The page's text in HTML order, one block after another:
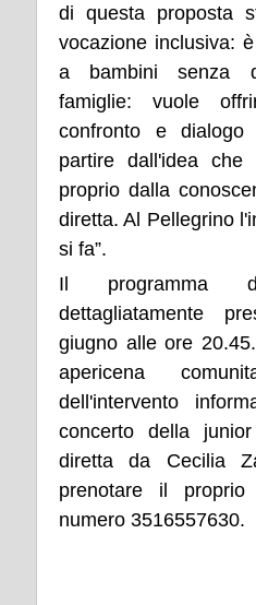
di questa proposta
vocazione inclusiva:
a bambini senza
famiglie: vuole
confronto e
partire dall'idea che
proprio dalla
diretta. Al Pellegrino
si fa”.
Il programma
dettagliatamente
giugno alle ore
apericena
dell'intervento
concerto della
diretta da Cecilia
prenotare il
numero 3516557630.